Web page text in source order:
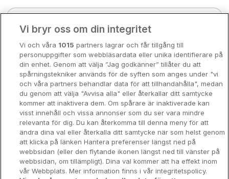
3299 SEK 2921 SEK
2696 SEK
2380 SEK 2152 SEK
Bonnington Dublin Hotel &
Leisure Centre
Drumcondra • 0m from centre
9.2 Excellent
☕ Incl Breakfast
2466 SEK / Per night
View hotel
Nyrenoverad
The Address Connolly
Dublin City • 775m from centre
Kompisweekend
Storstadsweekend
Hotellrum under 995 kr
Spahotell
Sydsverige
Om Hotellpremien
Nya hotell
Stadsweekend
Vi bryr oss om din integritet
Vi och våra 1015 partners lagrar och får tillgång till
personuppgifter som webbläsardata eller unika identifierare på
din enhet. Genom att välja ”Jag godkänner” tillåter du att
spårningstekniker används för de syften som anges under "vi
och våra partners behandlar data för att tillhandahålla", medan
du genom att välja "Avvisa alla" eller återkallar ditt samtycke
kommer att inaktivera dem. Om spårare är inaktiverade kan
visst innehåll och vissa annonser som du ser vara mindre
relevanta för dig. Du kan återkomma till denna meny för att
ändra dina val eller återkalla ditt samtycke när som helst genom
att klicka på länken Hantera preferenser längst ned på
webbsidan (eller den flytande ikonen längst ned till vänster på
webbsidan, om tillämpligt). Dina val kommer att ha effekt inom
vår Webbplats. Mer information finns i vår integritetspolicy.